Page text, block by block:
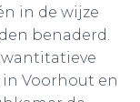
in de wijze
benaderd.
Voorhout en